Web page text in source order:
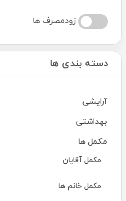
زودمصرف ها
دسته بندی ها
آرایشی
بهداشتی
مکمل ها
مکمل آقایان
مکمل خانم ها